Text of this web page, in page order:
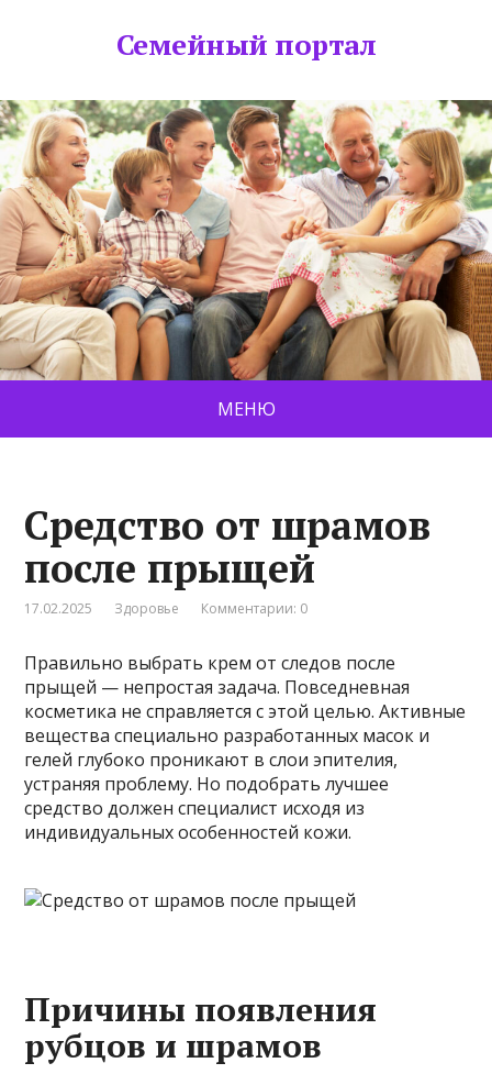
Семейный портал
МЕНЮ
Средство от шрамов
после прыщей
17.02.2025 Здоровье Комментарии: 0
Правильно выбрать крем от следов после
прыщей — непростая задача. Повседневная
косметика не справляется с этой целью. Активные
вещества специально разработанных масок и
гелей глубоко проникают в слои эпителия,
устраняя проблему. Но подобрать лучшее
средство должен специалист исходя из
индивидуальных особенностей кожи.
Причины появления
рубцов и шрамов